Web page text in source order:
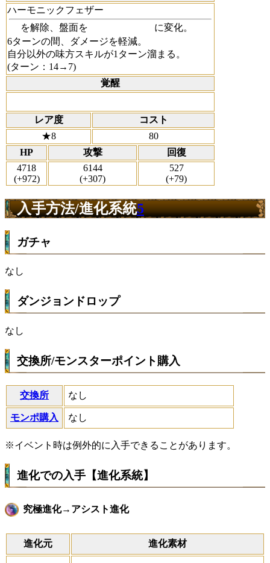
ハーモニックフェザー
を解除、盤面を
に変化。
6ターンの間、ダメージを軽減。
自分以外の味方スキルが1ターン溜まる。
(ターン：14→7)
覚醒
レア度
コスト
★8
80
HP
攻撃
回復
4718
(+972)
6144
(+307)
527
(+79)
入手方法/進化系統5
ガチャ
なし
ダンジョンドロップ
なし
交換所/モンスターポイント購入
交換所 なし
モンポ購入 なし
※イベント時は例外的に入手できることがあります。
進化での入手【進化系統】
究極進化→アシスト進化
進化元 進化素材